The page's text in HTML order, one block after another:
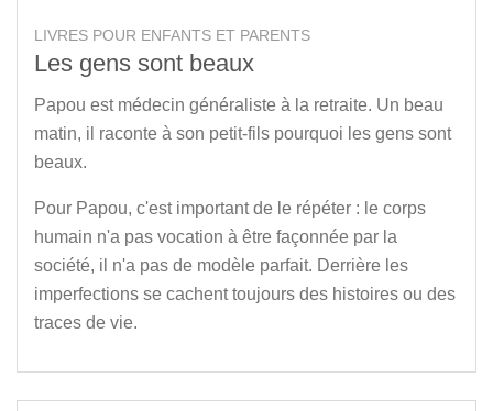
LIVRES POUR ENFANTS ET PARENTS
Les gens sont beaux
Papou est médecin généraliste à la retraite. Un beau
matin, il raconte à son petit-fils pourquoi les gens sont
beaux.
Pour Papou, c'est important de le répéter : le corps
humain n'a pas vocation à être façonnée par la
société, il n'a pas de modèle parfait. Derrière les
imperfections se cachent toujours des histoires ou des
traces de vie.